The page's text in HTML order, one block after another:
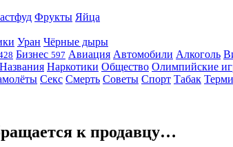
Фрукты Яйца
Уран Чёрные дыры
Бизнес 597 Авиация Автомобили Алкоголь
Названия Наркотики Общество Олимпийские
Секс Смерть Советы Спорт Табак
к продавцу…